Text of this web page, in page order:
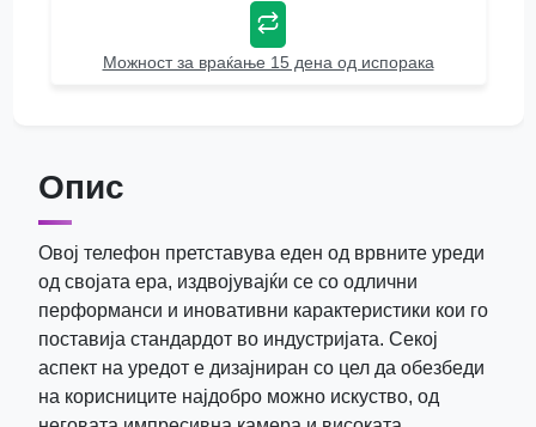
Можност за враќање 15 дена од испорака
Опис
Овој телефон претставува еден од врвните уреди
од својата ера, издвојувајќи се со одлични
перформанси и иновативни карактеристики кои го
поставија стандардот во индустријата. Секој
аспект на уредот е дизајниран со цел да обезбеди
на корисниците најдобро можно искуство, од